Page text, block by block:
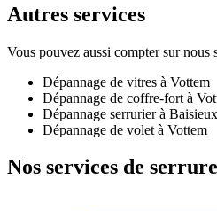
Autres services
Vous pouvez aussi compter sur nous
Dépannage de vitres à Vottem
Dépannage de coffre-fort à
Dépannage serrurier à Baisieux
Dépannage de volet à Vottem
Nos services de